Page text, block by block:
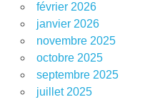
février 2026
janvier 2026
novembre 2025
octobre 2025
septembre 2025
juillet 2025